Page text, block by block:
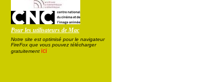
Pour les utilisateurs de Mac
Notre site est optimisé pour le navigateur
FireFox que vous pouvez télécharger
gratuitement ici